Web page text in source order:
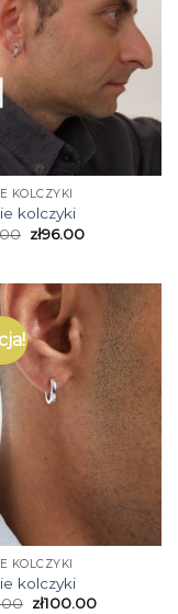
KOLCZYKI
kolczyki
zł96.00
KOLCZYKI
kolczyki
zł100.00